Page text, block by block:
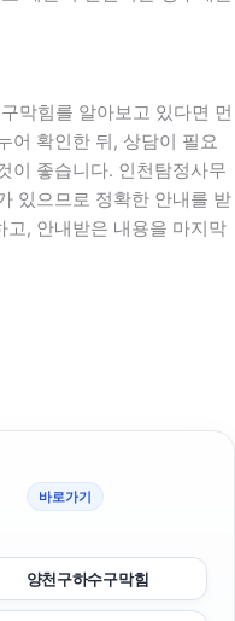
막힘를 알아보고 있다면 먼
어 확인한 뒤, 상담이 필요
이 좋습니다. 인천탐정사무
있으므로 정확한 안내를 받
고, 안내받은 내용을 마지막
바로가기
양천구하수구막힘